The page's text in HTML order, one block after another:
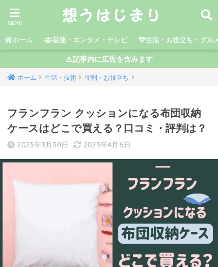
ホーム 芸能・エンタメ・テレビ 生活・お役立ち・グル
⚠️記事内に広告を含みます
ホーム 生活・技術 便利・お役立ち
フランフラン クッションになる布団収納
ケースはどこで買える？口コミ・評判は？
2023年3月30日 2023年4月6日